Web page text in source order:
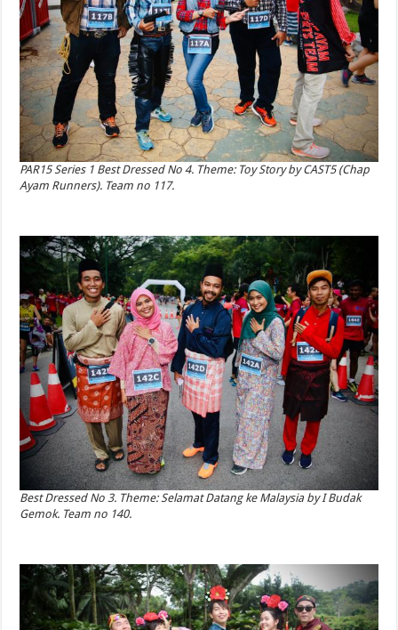
PAR15 Series 1 Best Dressed No 4. Theme: Toy Story by CAST5 (Chap
Ayam Runners). Team no 117.
Best Dressed No 3. Theme: Selamat Datang ke Malaysia by I Budak
Gemok. Team no 140.